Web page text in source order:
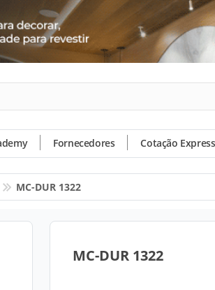
Fornecedores Cotação
MC-DUR 1322
MC-DUR 1322